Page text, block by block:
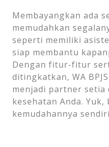
Membayangkan ada
memudahkan
seperti memiliki
siap membantu
Dengan fitur-fitur
ditingkatkan, WA
menjadi partner setia
kesehatan Anda.
kemudahannya